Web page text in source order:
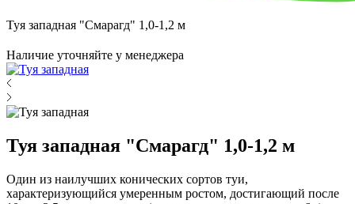
Туя западная "Смарагд" 1,0-1,2 м
Наличие уточняйте у менеджера
Туя западная "Смарагд" 1,0-1,2 м
Один из наилучших конических сортов туи,
характеризующийся умеренным ростом, достигающий после